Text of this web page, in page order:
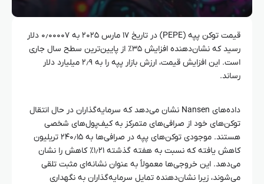
قیمت توکن پپه (PEPE) در تاریخ ۱۷ مارس ۲۰۲۵ به ۰٫۰۰۰۰۷ دلار
رسید که نشان‌دهنده افزایش ۳۵٪ از پایین‌ترین سطح سال جاری
است. این افزایش قیمت، ارزش بازار پپه را به ۲٫۹ میلیارد دلار
رساند.
داده‌های Nansen نشان می‌دهد که سرمایه‌گذاران در حال انتقال
توکن‌های خود از صرافی‌های متمرکز به کیف‌پول‌های شخصی
هستند. موجودی توکن‌های پپه در صرافی‌ها به ۲۴۰٫۱۵ تریلیون
کاهش یافته که نسبت به هفته گذشته ۱٫۲۱٪ کاهش را نشان
می‌دهد. این خروجی‌ها معمولاً به عنوان نشانه‌ای مثبت تلقی
می‌شوند، زیرا نشان‌دهنده تمایل سرمایه‌گذاران به نگهداری